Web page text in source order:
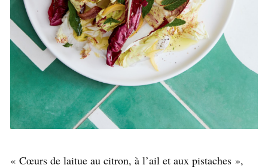
« Cœurs de laitue au citron, à l’ail et aux pistaches »,